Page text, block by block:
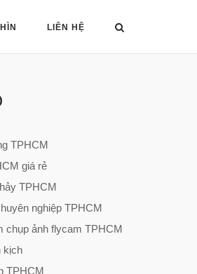
LIÊN HỆ
TPHCM
giá rẻ
TPHCM
nghiệp TPHCM
chụp ảnh flycam TPHCM
kịch
TPHCM